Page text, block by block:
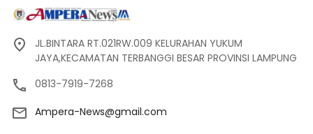
JL.BINTARA RT.021RW.009 KELURAHAN YUKUM
JAYA,KECAMATAN TERBANGGI BESAR PROVINSI LAMPUNG
0813-7919-7268
Ampera-News@gmail.com